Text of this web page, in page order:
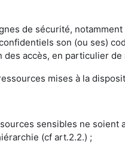
de sécurité,
son (ou ses)
accès, en particulier
mises à la
sensibles ne soient
(cf art.2.2.) ;